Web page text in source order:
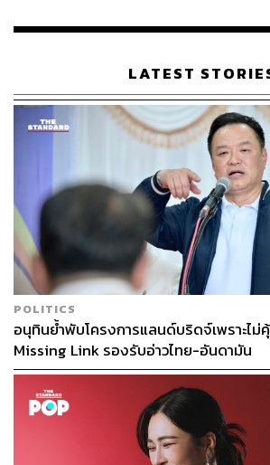
เรือนไทยที่ถูกซุกไว้
LATEST
POLITICS
อนุทินย้ำพับโครงการแลนด์บริดจ์เพราะไ
Missing Link รองรับอ่าวไทย-อันดามัน